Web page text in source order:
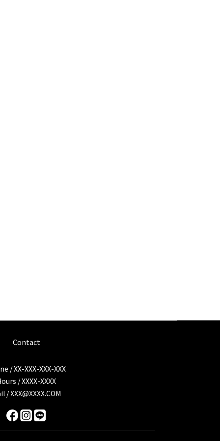
Contact
/ XX-XXX-XXX-XXX
/ XXXX-XXXX
/ XXX@XXXX.COM